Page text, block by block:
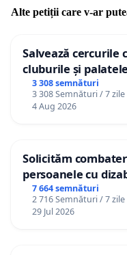
Alte petiții care v-ar
Salvează
cluburile și
3 308 semnături
3 308 Semnături / 7 zile
4 Aug 2026
Solicităm
persoanele cu
7 664 semnături
2 716 Semnături / 7 zile
29 Jul 2026